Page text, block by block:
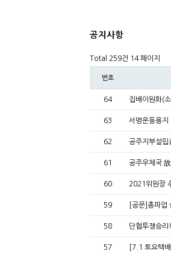
공지사항
Total 259건 14 페이지
번호
64 집배이원화(
63 서명운동용지
62 공주지부설
61 공주우체국
60 2021위원장
59 [공문]총파업
58 단협투쟁승
57 [7.1 토요택